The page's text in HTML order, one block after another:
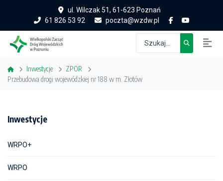
ul. Wilczak 51, 61-623 Poznań
61 826 53 92
poczta@wzdw.pl
Inwestycje
ZPOR
Przebudowa drogi wojewódzkiej nr 188 w m. Złotów
Inwestycje
WRPO+
WRPO